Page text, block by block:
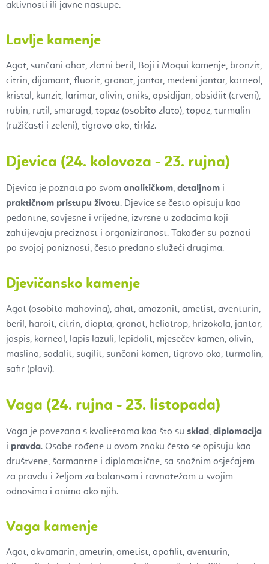
aktivnosti ili javne nastupe.
Lavlje kamenje
Agat, sunčani ahat, zlatni beril, Boji i Moqui kamenje, bronzit,
citrin, dijamant, fluorit, granat, jantar, medeni jantar, karneol,
kristal, kunzit, larimar, olivin, oniks, opsidijan, obsidiit (crveni),
rubin, rutil, smaragd, topaz (osobito zlato), topaz, turmalin
(ružičasti i zeleni), tigrovo oko, tirkiz.
Djevica (24. kolovoza - 23. rujna)
Djevica je poznata po svom analitičkom, detaljnom i
praktičnom pristupu životu. Djevice se često opisuju kao
pedantne, savjesne i vrijedne, izvrsne u zadacima koji
zahtijevaju preciznost i organiziranost. Također su poznati
po svojoj poniznosti, često predano služeći drugima.
Djevičansko kamenje
Agat (osobito mahovina), ahat, amazonit, ametist, aventurin,
beril, haroit, citrin, diopta, granat, heliotrop, hrizokola, jantar,
jaspis, karneol, lapis lazuli, lepidolit, mjesečev kamen, olivin,
maslina, sodalit, sugilit, sunčani kamen, tigrovo oko, turmalin,
safir (plavi).
Vaga (24. rujna - 23. listopada)
Vaga je povezana s kvalitetama kao što su sklad, diplomacija
i pravda. Osobe rođene u ovom znaku često se opisuju kao
društvene, šarmantne i diplomatične, sa snažnim osjećajem
za pravdu i željom za balansom i ravnotežom u svojim
odnosima i onima oko njih.
Vaga kamenje
Agat, akvamarin, ametrin, ametist, apofilit, aventurin,